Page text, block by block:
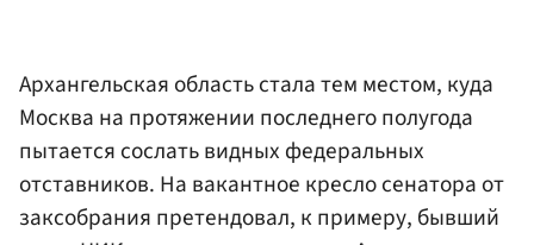
Архангельская область стала тем местом, куда
Москва на протяжении последнего полугода
пытается сослать видных федеральных
отставников. На вакантное кресло сенатора от
заксобрания претендовал, к примеру, бывший